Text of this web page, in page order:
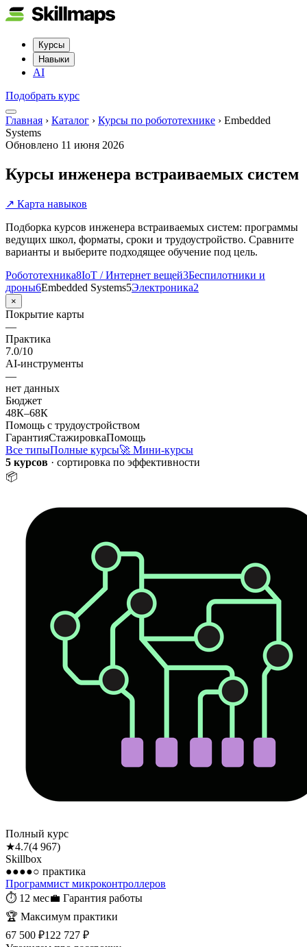
Курсы
Навыки
AI
Подобрать курс
Главная › Каталог › Курсы по робототехнике › Embedded
Systems
Обновлено 11 июня 2026
Курсы инженера встраиваемых систем
↗ Карта навыков
Подборка курсов инженера встраиваемых систем: программы
ведущих школ, форматы, сроки и трудоустройство. Сравните
варианты и выберите подходящее обучение под цель.
Робототехника8IoT / Интернет вещей3Беспилотники и
дроны6Embedded Systems5Электроника2
×
Покрытие карты
—
Практика
7.0/10
AI-инструменты
—
нет данных
Бюджет
48К–68К
Помощь с трудоустройством
ГарантияСтажировкаПомощь
Все типыПолные курсы🚀 Мини-курсы
5 курсов · сортировка по эффективности
📦
Полный курс
★4.7(4 967)
Skillbox
●●●●○ практика
Программист микроконтролле­ров
⏱ 12 мес💼 Гарантия работы
🏆 Максимум практики
67 500 ₽122 727 ₽